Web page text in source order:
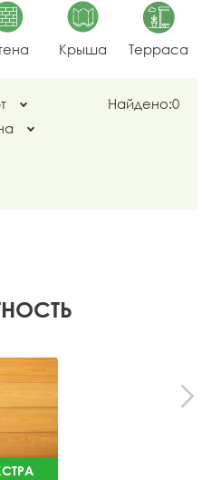
Крыша Терраса
Найдено:0